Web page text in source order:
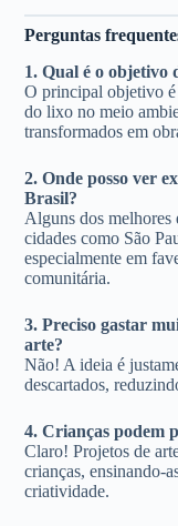
Perguntas
1. Qual é o objetivo
O principal objetivo é
do lixo no meio
transformados em
2. Onde posso ver
Brasil?
Alguns dos melhores
cidades como São
especialmente em
comunitária.
3. Preciso gastar
arte?
Não! A ideia é
descartados,
4. Crianças podem
Claro! Projetos de
crianças, ensinando-
criatividade.